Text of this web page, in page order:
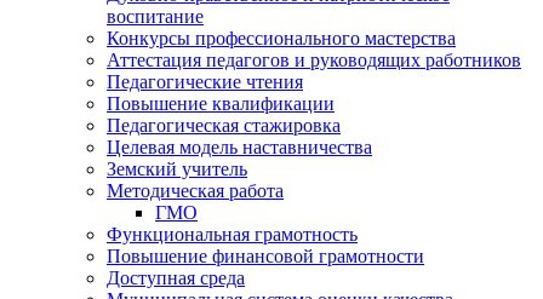
воспитание
Конкурсы профессионального мастерства
Аттестация педагогов и руководящих работников
Педагогические чтения
Повышение квалификации
Педагогическая стажировка
Целевая модель наставничества
Земский учитель
Методическая работа
ГМО
Функциональная грамотность
Повышение финансовой грамотности
Доступная среда